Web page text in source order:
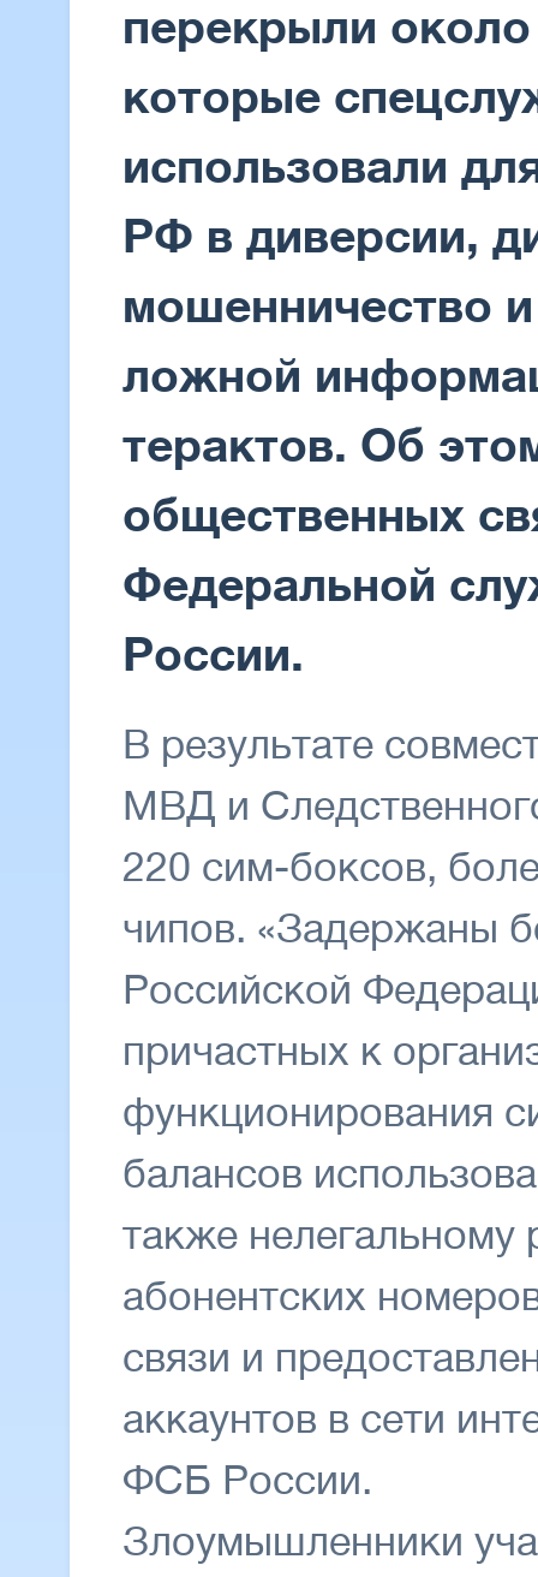
перекрыли
которые
использовали
РФ в диверсии,
мошенничество
ложной
терактов. Об
общественных
Федеральной
России.
В результате
МВД и
220 сим-боксов,
чипов. «Задержаны
Российской
причастных к
функционирования
балансов
также нелегальному
абонентских
связи и
аккаунтов в сети
ФСБ России.
Злоумышленники